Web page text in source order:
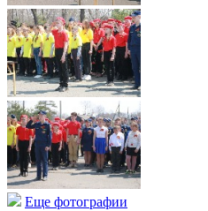
Еще фотографии